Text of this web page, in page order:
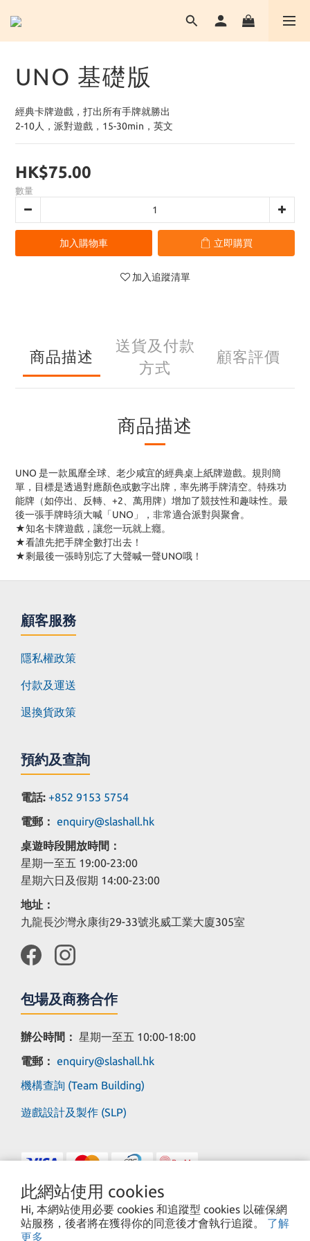
此網站使用 cookies
Hi, 本網站使用必要 cookies 和追蹤型 cookies 以確保網
站服務，後者將在獲得你的同意後才會執行追蹤。 了解
更多
UNO 基礎版
經典卡牌遊戲，打出所有手牌就勝出
2-10人，派對遊戲，15-30min，英文
HK$75.00
數量
加入購物車 立即購買
加入追蹤清單
商品描述
送貨及付款
方式
顧客評價
商品描述
UNO 是一款風靡全球、老少咸宜的經典桌上紙牌遊戲。規則簡
單，目標是透過對應顏色或數字出牌，率先將手牌清空。特殊功
能牌（如停出、反轉、+2、萬用牌）增加了競技性和趣味性。最
後一張手牌時須大喊「UNO」，非常適合派對與聚會。
★知名卡牌遊戲，讓您一玩就上癮。
★看誰先把手牌全數打出去！
★剩最後一張時別忘了大聲喊一聲UNO哦！
顧客服務
隱私權政策
付款及運送
退換貨政策
預約及查詢
電話: +852 9153 5754
電郵： enquiry@slashall.hk
桌遊時段開放時間：
星期一至五 19:00-23:00
星期六日及假期 14:00-23:00
地址：
九龍長沙灣永康街29-33號兆威工業大廈305室
包場及商務合作
辦公時間： 星期一至五 10:00-18:00
電郵： enquiry@slashall.hk
機構查詢 (Team Building)
遊戲設計及製作 (SLP)
Copyright© 2025 Save Load Production Limited